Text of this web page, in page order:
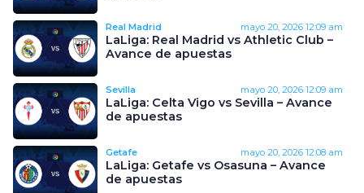
Real Madrid mayo 20, 2026 12:09 am
LaLiga: Real Madrid vs Athletic Club –
Avance de apuestas
Sevilla mayo 20, 2026 12:09 am
LaLiga: Celta Vigo vs Sevilla – Avance
de apuestas
Getafe mayo 20, 2026 12:08 am
LaLiga: Getafe vs Osasuna – Avance
de apuestas